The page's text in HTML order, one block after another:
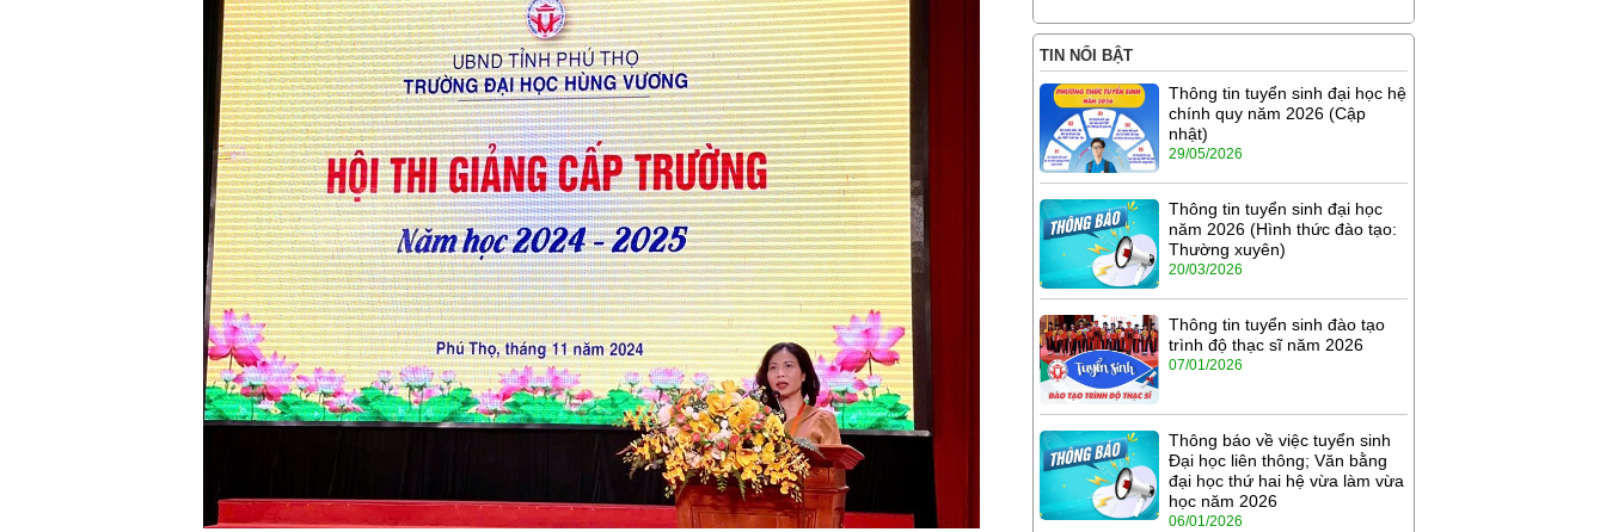
TIN NỔI BẬT
Thông tin tuyển sinh đại học hệ
chính quy năm 2026 (Cập
nhật)
29/05/2026
Thông tin tuyển sinh đại học
năm 2026 (Hình thức đào tạo:
Thường xuyên)
20/03/2026
Thông tin tuyển sinh đào tạo
trình độ thạc sĩ năm 2026
07/01/2026
Thông báo về việc tuyển sinh
Đại học liên thông; Văn bằng
đại học thứ hai hệ vừa làm vừa
học năm 2026
06/01/2026